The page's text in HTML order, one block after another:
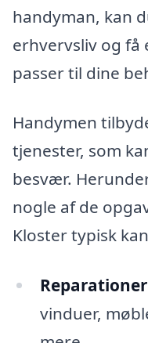
handyman, kan
erhvervsliv og få
passer til dine
Handymen
tjenester, som
besvær.
nogle af de
Kloster typisk
vinduer,